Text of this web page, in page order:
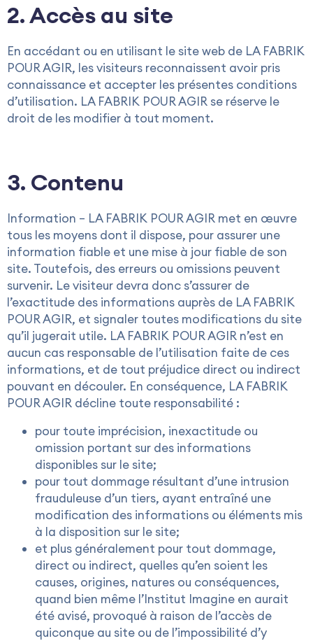
2. Accès au site
En accédant ou en utilisant le site web de LA FABRIK
POUR AGIR, les visiteurs reconnaissent avoir pris
connaissance et accepter les présentes conditions
d’utilisation. LA FABRIK POUR AGIR se réserve le
droit de les modifier à tout moment.
3. Contenu
Information – LA FABRIK POUR AGIR met en œuvre
tous les moyens dont il dispose, pour assurer une
information fiable et une mise à jour fiable de son
site. Toutefois, des erreurs ou omissions peuvent
survenir. Le visiteur devra donc s’assurer de
l’exactitude des informations auprès de LA FABRIK
POUR AGIR, et signaler toutes modifications du site
qu’il jugerait utile. LA FABRIK POUR AGIR n’est en
aucun cas responsable de l’utilisation faite de ces
informations, et de tout préjudice direct ou indirect
pouvant en découler. En conséquence, LA FABRIK
POUR AGIR décline toute responsabilité :
pour toute imprécision, inexactitude ou
omission portant sur des informations
disponibles sur le site;
pour tout dommage résultant d’une intrusion
frauduleuse d’un tiers, ayant entraîné une
modification des informations ou éléments mis
à la disposition sur le site;
et plus généralement pour tout dommage,
direct ou indirect, quelles qu’en soient les
causes, origines, natures ou conséquences,
quand bien même l’Institut Imagine en aurait
été avisé, provoqué à raison de l’accès de
quiconque au site ou de l’impossibilité d’y